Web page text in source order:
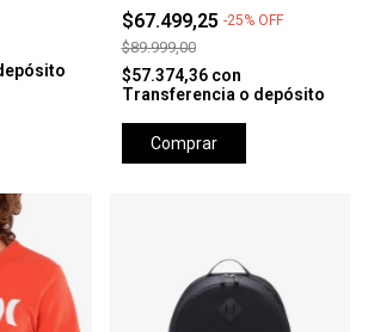
$67.499,25 -25% OFF
$89.999,00
$57.374,36 con
Transferencia o depósito
Comprar